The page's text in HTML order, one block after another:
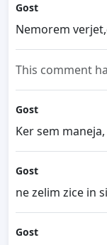
Gost
Nemorem
This comment
Gost
Ker sem
Gost
ne zelim zice in
Gost